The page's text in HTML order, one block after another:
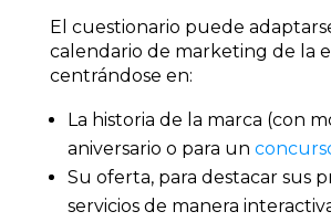
El cuestionario puede
calendario de marketing de la
centrándose en:
La historia de la marca (con
aniversario o para un
Su oferta, para destacar sus
servicios de manera